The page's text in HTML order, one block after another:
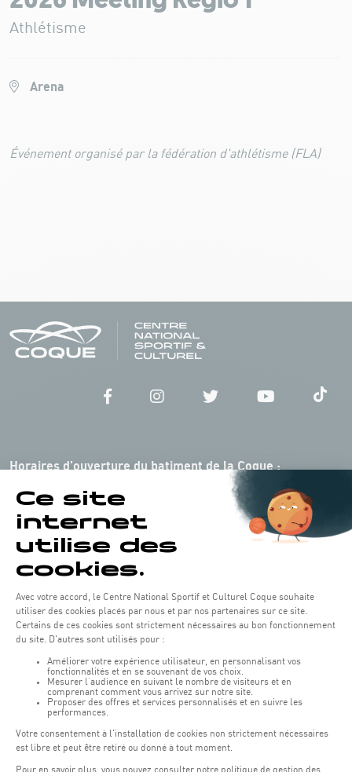
Athlétisme
Arena
Événement organisé par la fédération d'athlétisme (FLA)
Horaires d'ouverture du batiment de la Coque :
Lundi - vendredi : 06h30 - 22h00
Weekend : 07h30 - 19h00
COQUE • 2 rue Léon Hengen, Luxembourg (L-1745)
Transport en commun: Arrêt Tram "Coque"
Parkings:
Parking Coque: payant -3 heures offertes pour les
clients Coque(hors manifestations)
Pendant les jours d'événements à la Coque, les places de parkings sont